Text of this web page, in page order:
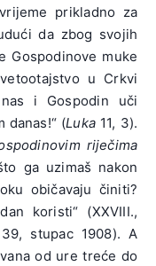
prikladno za
da zbog svojih
Gospodinove muke
u Crkvi
i Gospodin uči
danas!“ (Luka 11, 3).
riječima
ga uzimaš nakon
običavaju činiti?
koristi“ (XXVIII.,
stupac 1908). A
od ure treće do